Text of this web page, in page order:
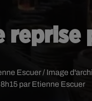
reprise
par Etienne Escuer
Escuer / Image